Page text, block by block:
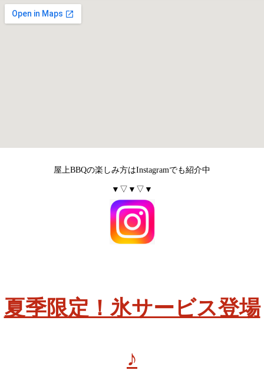
屋上BBQの楽しみ方はInstagramでも紹介中
▼▽▼▽▼
夏季限定！氷サービス登場
♪